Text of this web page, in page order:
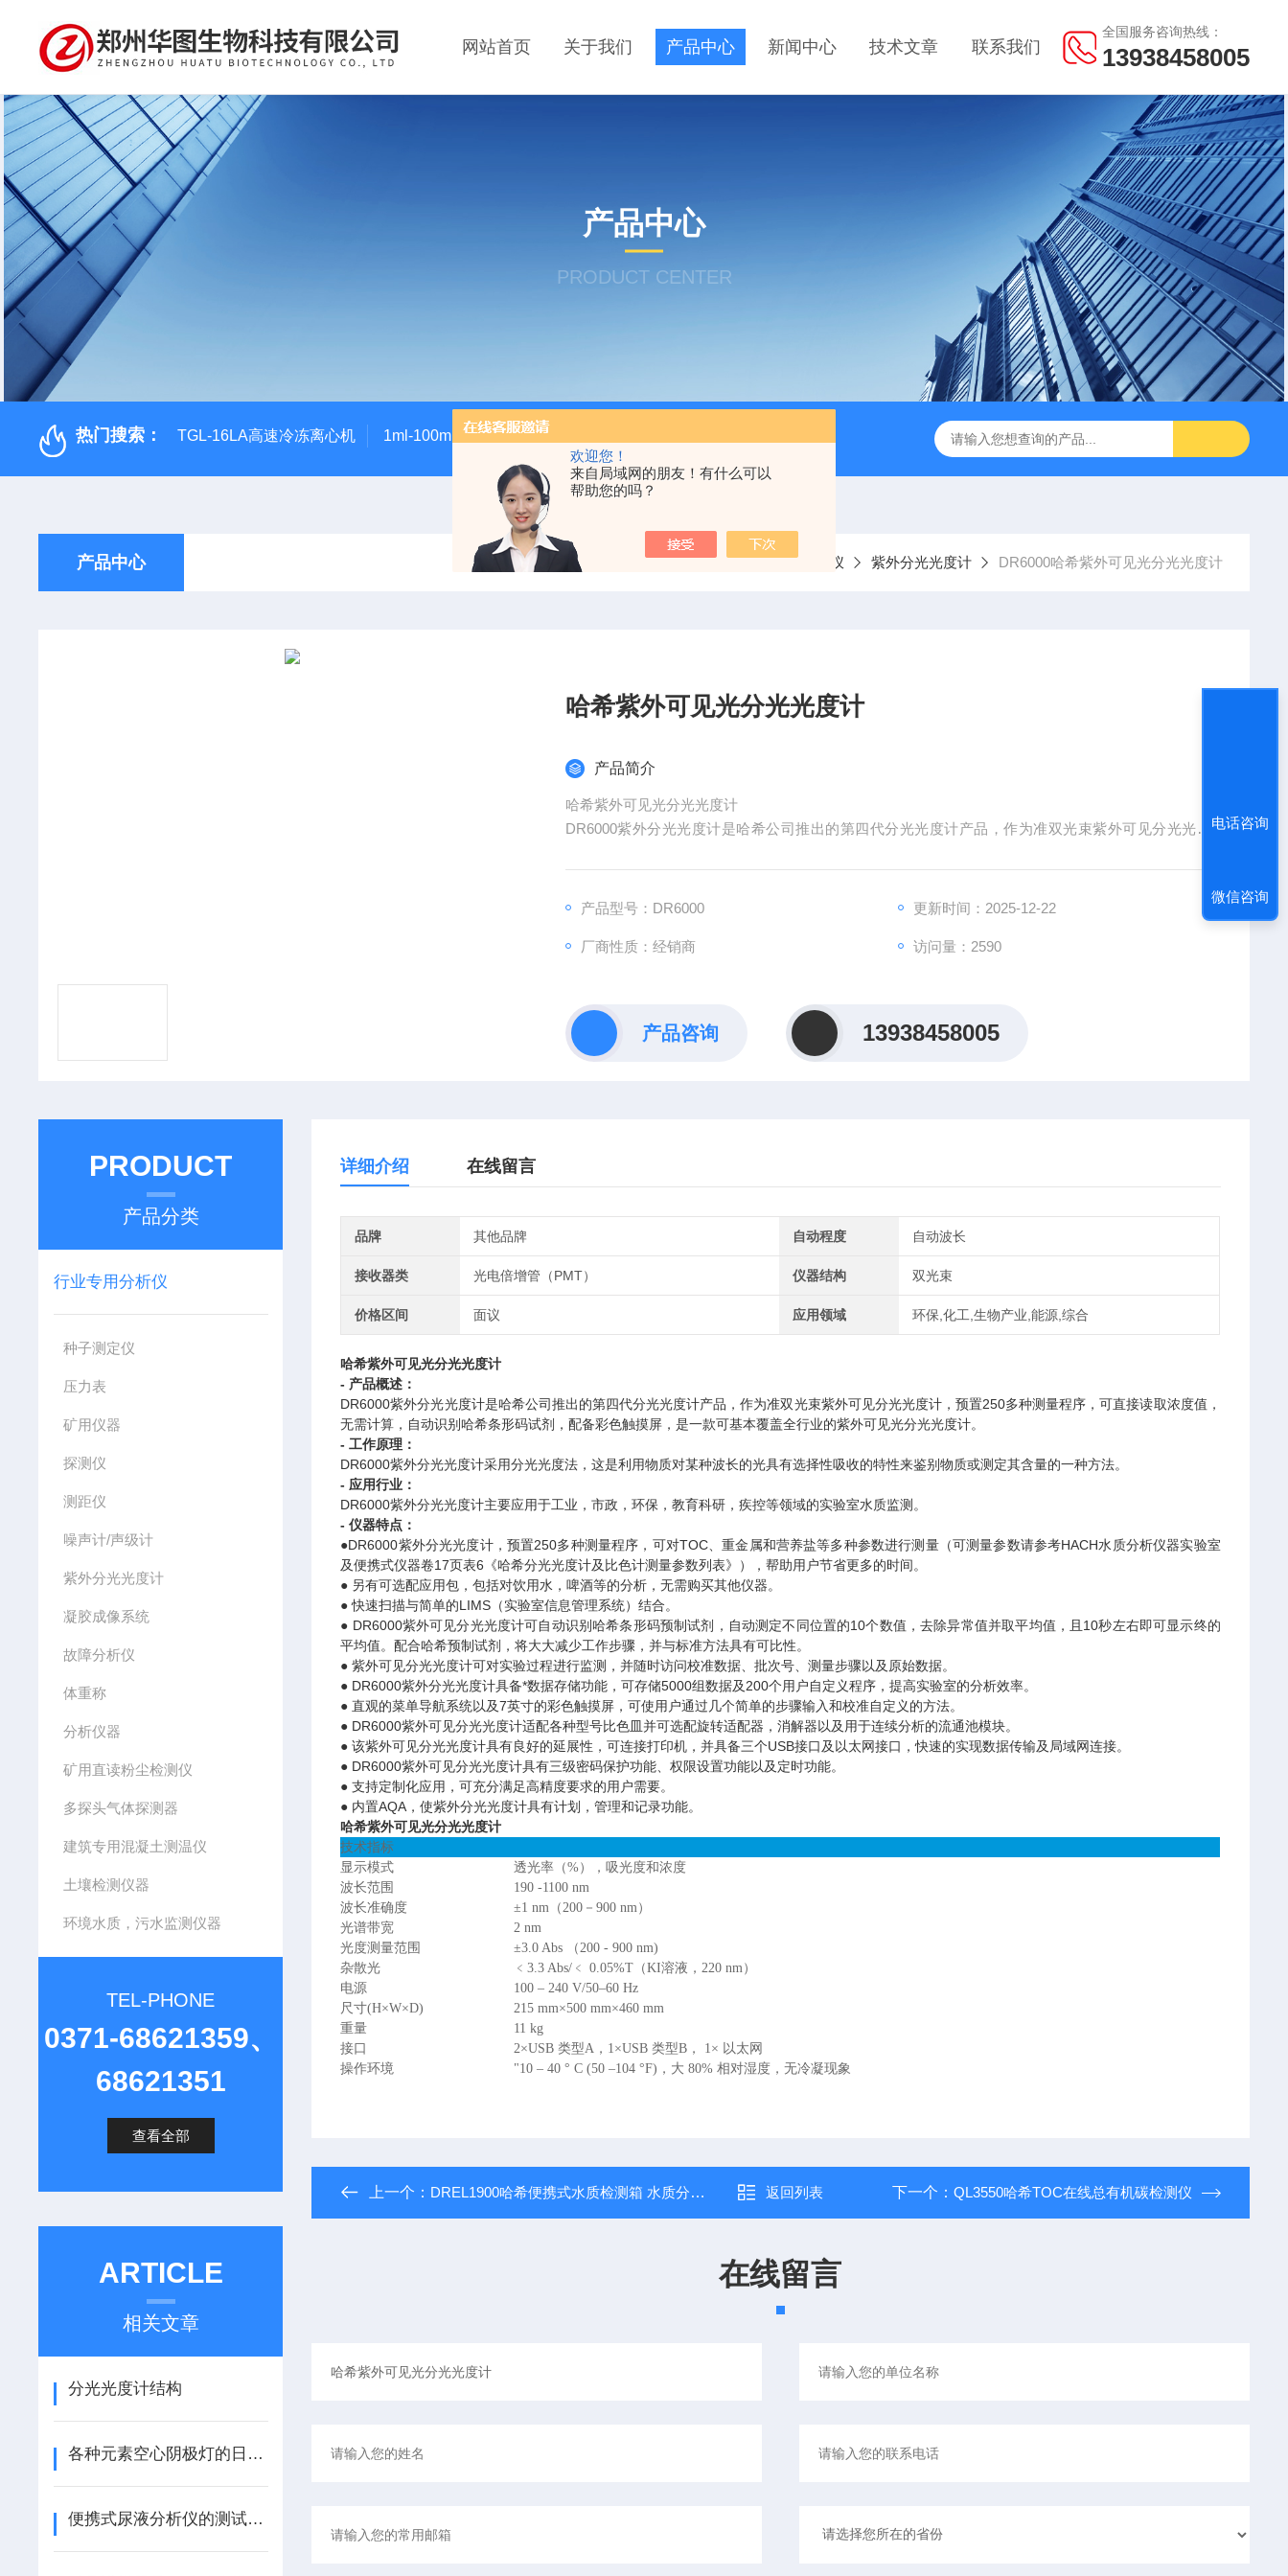
欢迎您！
来自局域网的朋友！有什么可以
帮助您的吗？
全国服务咨询热线：
13938458005
网站首页 关于我们 产品中心 新闻中心 技术文章 联系我们
产品中心
PRODUCT CENTER
热门搜索： TGL-16LA高速冷冻离心机 1ml-100ml气密性进样针 GC-2060F智能血液中酒精色谱仪，血液酒精检测仪
产品中心 当前位置： 产品中心 行业专用分析仪 紫外分光光度计 DR6000哈希紫外可见光分光光度计
哈希紫外可见光分光光度计
产品简介
哈希紫外可见光分光光度计
DR6000紫外分光光度计是哈希公司推出的第四代分光光度计产品，作为准双光束紫外可见分光光度
产品型号：DR6000
更新时间：2025-12-22
厂商性质：经销商 访问量：2590
产品咨询 13938458005
PRODUCT
产品分类
行业专用分析仪
种子测定仪
压力表
矿用仪器
探测仪
测距仪
噪声计/声级计
紫外分光光度计
凝胶成像系统
故障分析仪
体重称
分析仪器
矿用直读粉尘检测仪
多探头气体探测器
建筑专用混凝土测温仪
土壤检测仪器
环境水质，污水监测仪器
TEL-PHONE
0371-68621359、
68621351
查看全部
ARTICLE
相关文章
分光光度计结构
各种元素空心阴极灯的日常保养问题
便携式尿液分析仪的测试速度
详细介绍 在线留言
品牌 其他品牌 自动程度 自动波长
接收器类 光电倍增管（PMT） 仪器结构 双光束
价格区间 面议 应用领域 环保,化工,生物产业,能源,综合
哈希紫外可见光分光光度计
- 产品概述：
DR6000紫外分光光度计是哈希公司推出的第四代分光光度计产品，作为准双光束紫外可见分光光度计，预置250多种测量程序，可直接读取浓度值，
无需计算，自动识别哈希条形码试剂，配备彩色触摸屏，是一款可基本覆盖全行业的紫外可见光分光光度计。
- 工作原理：
DR6000紫外分光光度计采用分光光度法，这是利用物质对某种波长的光具有选择性吸收的特性来鉴别物质或测定其含量的一种方法。
- 应用行业：
DR6000紫外分光光度计主要应用于工业，市政，环保，教育科研，疾控等领域的实验室水质监测。
- 仪器特点：
●DR6000紫外分光光度计，预置250多种测量程序，可对TOC、重金属和营养盐等多种参数进行测量（可测量参数请参考HACH水质分析仪器实验室
及便携式仪器卷17页表6《哈希分光光度计及比色计测量参数列表》），帮助用户节省更多的时间。
● 另有可选配应用包，包括对饮用水，啤酒等的分析，无需购买其他仪器。
● 快速扫描与简单的LIMS（实验室信息管理系统）结合。
● DR6000紫外可见分光光度计可自动识别哈希条形码预制试剂，自动测定不同位置的10个数值，去除异常值并取平均值，且10秒左右即可显示终的
平均值。配合哈希预制试剂，将大大减少工作步骤，并与标准方法具有可比性。
● 紫外可见分光光度计可对实验过程进行监测，并随时访问校准数据、批次号、测量步骤以及原始数据。
● DR6000紫外分光光度计具备*数据存储功能，可存储5000组数据及200个用户自定义程序，提高实验室的分析效率。
● 直观的菜单导航系统以及7英寸的彩色触摸屏，可使用户通过几个简单的步骤输入和校准自定义的方法。
● DR6000紫外可见分光光度计适配各种型号比色皿并可选配旋转适配器，消解器以及用于连续分析的流通池模块。
● 该紫外可见分光光度计具有良好的延展性，可连接打印机，并具备三个USB接口及以太网接口，快速的实现数据传输及局域网连接。
● DR6000紫外可见分光光度计具有三级密码保护功能、权限设置功能以及定时功能。
● 支持定制化应用，可充分满足高精度要求的用户需要。
● 内置AQA，使紫外分光光度计具有计划，管理和记录功能。
哈希紫外可见光分光光度计
技术指标
显示模式
透光率（%），吸光度和浓度
波长范围
190 -1100 nm
波长准确度
±1 nm（200－900 nm）
光谱带宽
2 nm
光度测量范围
±3.0 Abs （200 - 900 nm)
杂散光
﹤3.3 Abs/﹤ 0.05%T（KI溶液，220 nm）
电源
100 – 240 V/50–60 Hz
尺寸(H×W×D)
215 mm×500 mm×460 mm
重量
11 kg
接口
2×USB 类型A，1×USB 类型B， 1× 以太网
操作环境
"10 – 40 ° C (50 –104 °F)，大 80% 相对湿度，无冷凝现象
上一个： DREL1900哈希便携式水质检测箱 水质分析仪 返回列表 下一个： QL3550哈希TOC在线总有机碳检测仪
在线留言
电话咨询
微信咨询